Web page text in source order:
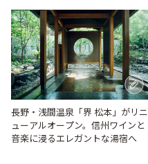
長野・浅間温泉「界 松本」がリニ
ューアルオープン。信州ワインと
音楽に浸るエレガントな湯宿へ